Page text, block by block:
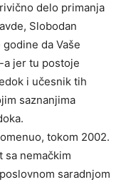
delo primanja
Slobodan
da Vaše
a jer tu postoje
i učesnik tih
saznanjima
tokom 2002.
sa nemačkim
saradnjom